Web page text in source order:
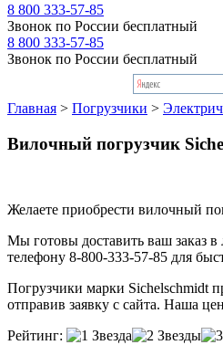
8 800 333-57-85
Звонок по России бесплатный
8 800 333-57-85
Звонок по России бесплатный
Главная > Погрузчики >
Вилочный погрузчик
Желаете приобрести вилочный
Мы готовы доставить ваш заказ в
телефону 8-800-333-57-85 для
Погрузчики марки Sichelschmidt
отправив заявку с сайта. Наша
Рейтинг: